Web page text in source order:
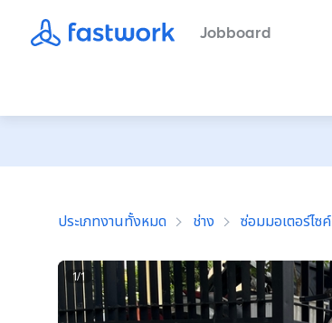
Jobboard
ประเภทงานทั้งหมด ช่าง ซ่อมมอเตอร์ไซค์
1/1